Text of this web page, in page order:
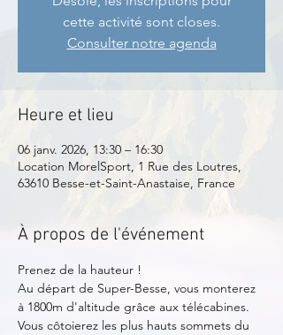
cette activité sont closes.
Consulter notre agenda
Heure et lieu
06 janv. 2026, 13:30 – 16:30
Location MorelSport, 1 Rue des Loutres,
63610 Besse-et-Saint-Anastaise, France
À propos de l'événement
Prenez de la hauteur !
Au départ de Super-Besse, vous monterez
à 1800m d'altitude grâce aux télécabines.
Vous côtoierez les plus hauts sommets du